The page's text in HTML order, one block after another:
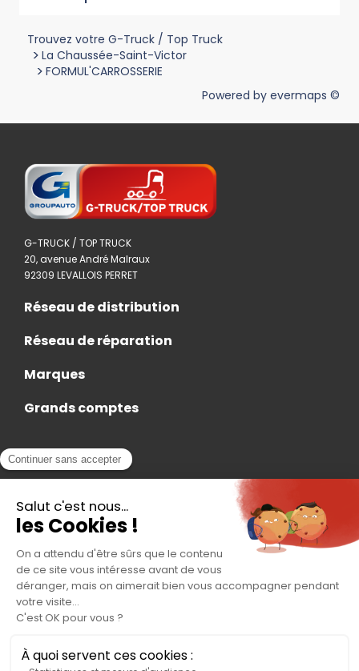
Trouvez votre G-Truck / Top Truck
> La Chaussée-Saint-Victor
> FORMUL'CARROSSERIE
Powered by evermaps ©
G-TRUCK / TOP TRUCK
20, avenue André Malraux
92309 LEVALLOIS PERRET
Réseau de distribution
Réseau de réparation
Marques
Grands comptes
Actualités
Contact
Accès Adhérent